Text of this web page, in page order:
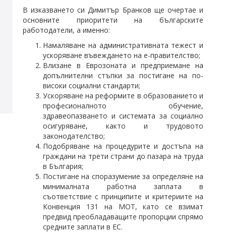
В изказването си Димитър Бранков ще очертае и
основните приоритети на българските
работодатели, а именно:
Намаляване на административната тежест и
ускоряване въвеждането на е-правителство;
Влизане в Еврозоната и предприемане на
допълнителни стъпки за постигане на по-
високи социални стандарти;
Ускоряване на реформите в образованието и
професионалното обучение,
здравеопазването и системата за социално
осигуряване, както и трудовото
законодателство;
Подобряване на процедурите и достъпа на
граждани на трети страни до пазара на труда
в България;
Постигане на споразумение за определяне на
минималната работна заплата в
съответствие с принципите и критериите на
Конвенция 131 на МОТ, като се взимат
предвид преобладаващите пропорции спрямо
средните заплати в ЕС.